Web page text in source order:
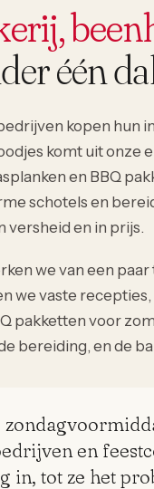
één
kopen hun
komt uit onze
en BBQ
schotels en
versheid en in prijs.
we van een
we vaste
pakketten voor
bereiding, en de
en
in, tot ze het